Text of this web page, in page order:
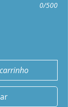
0/500